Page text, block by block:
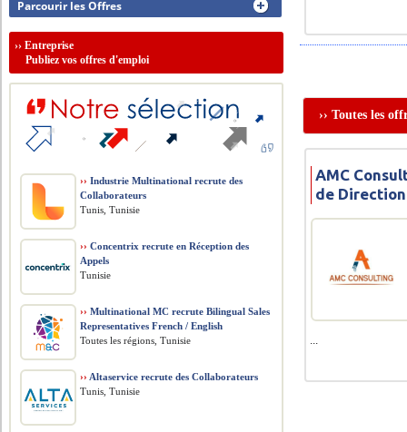
›› Toutes les
AMC
de Direction
...
Parcourir les Offres
››Entreprise
Publiez vos offres d'emploi
›› Industrie Multinational recrute des
Collaborateurs
Tunis, Tunisie
›› Concentrix recrute en Réception des
Appels
Tunisie
›› Multinational MC recrute Bilingual Sales
Representatives French / English
Toutes les régions, Tunisie
›› Altaservice recrute des Collaborateurs
Tunis, Tunisie